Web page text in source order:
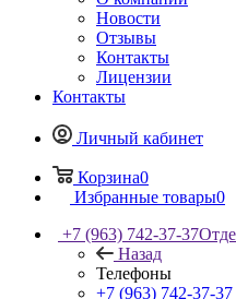
Новости
Отзывы
Контакты
Лицензии
Контакты
Личный кабинет
Корзина0
Избранные товары0
+7 (963) 742-37-37
Назад
Телефоны
+7 (963) 742-37-37